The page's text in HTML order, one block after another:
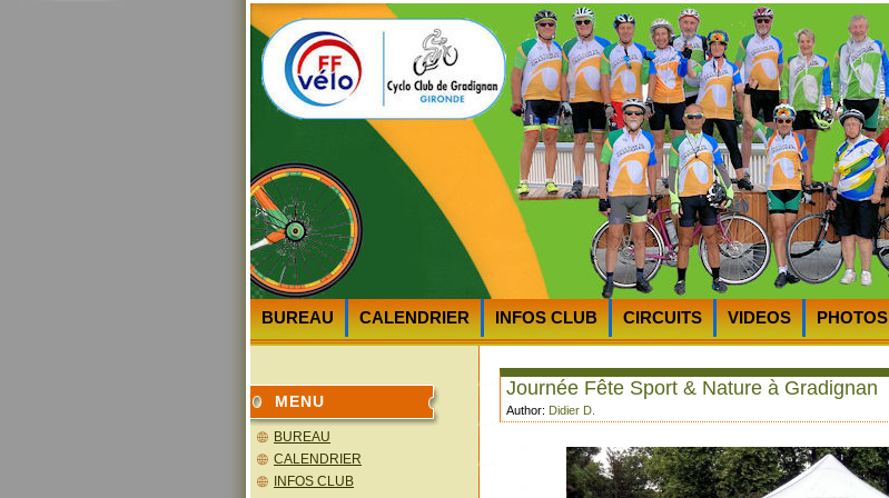
BUREAU CALENDRIER INFOS CLUB CIRCUITS VIDEOS PHOTOS
MENU
BUREAU
CALENDRIER
INFOS CLUB
Journée Fête Sport & Nature à Gradignan
Author: Didier D.